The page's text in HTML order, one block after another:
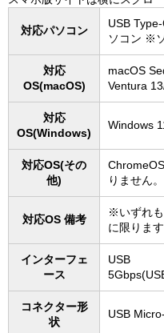
対応パソコン
USB
ソコン ※
対応
OS(macOS)
macOS
Ventura
対応
OS(Windows)
Windows
対応OS(その
他)
りません。
対応OS 備考
※いずれ
に限ります
インターフェ
ース
USB
コネクター形
状
USB